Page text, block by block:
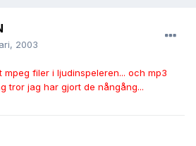
2003
filer i ljudinspeleren... och mp3
tror jag har gjort de nångång...